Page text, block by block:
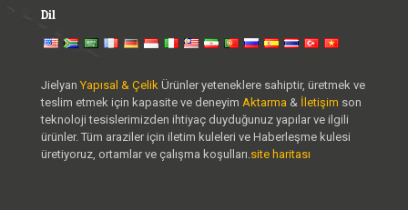
Dil
Jielyan Yapısal & Çelik Ürünler yeteneklere sahiptir, üretmek ve
teslim etmek için kapasite ve deneyim Aktarma & İletişim son
teknoloji tesislerimizden ihtiyaç duyduğunuz yapılar ve ilgili
ürünler. Tüm araziler için iletim kuleleri ve Haberleşme kulesi
üretiyoruz, ortamlar ve çalışma koşulları. site haritası